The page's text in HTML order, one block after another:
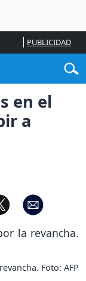
PUBLICIDAD
en el
a
Foto: AFP